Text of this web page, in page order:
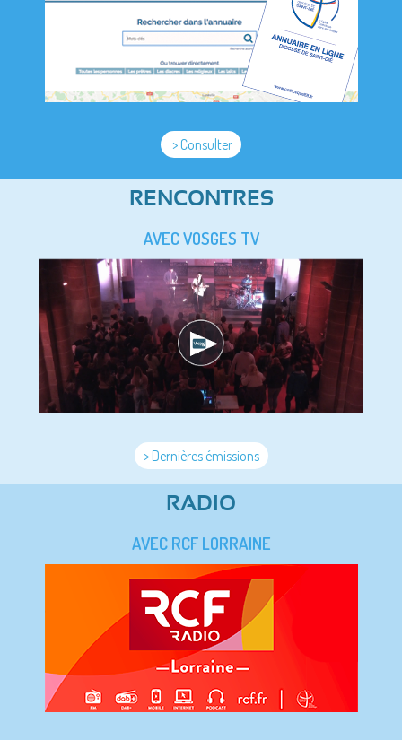
> Consulter
RENCONTRES
AVEC VOSGES TV
> Dernières émissions
RADIO
AVEC RCF LORRAINE